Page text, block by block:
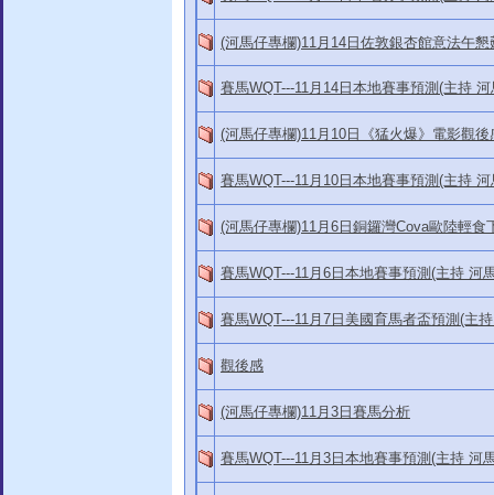
(河馬仔專欄)11月14日佐敦銀杏館意法午
賽馬WQT---11月14日本地賽事預測(主持
(河馬仔專欄)11月10日《猛火爆》電影觀
賽馬WQT---11月10日本地賽事預測(主持 河
(河馬仔專欄)11月6日銅鑼灣Cova歐陸輕食
賽馬WQT---11月6日本地賽事預測(主持 河
賽馬WQT---11月7日美國育馬者盃預測(主
觀後感
(河馬仔專欄)11月3日賽馬分析
賽馬WQT---11月3日本地賽事預測(主持 河